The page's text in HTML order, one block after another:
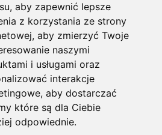
, aby zapewnić lepsze
z korzystania ze strony
, aby zmierzyć Twoje
naszymi
i usługami oraz
interakcje
, aby dostarczać
które są dla Ciebie
odpowiednie.
oraz gwarantując otwartą
migracji na wersję Enterprise.